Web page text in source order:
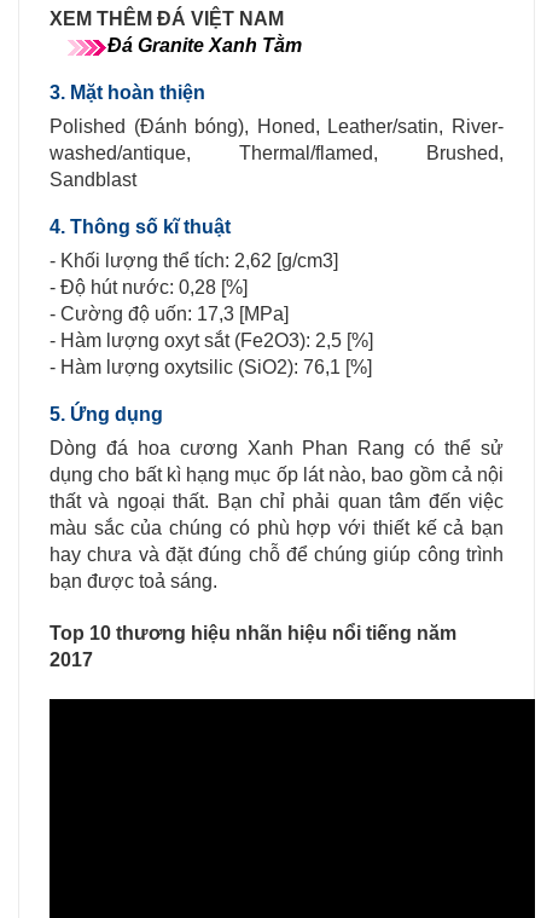
XEM THÊM ĐÁ VIỆT NAM
Đá Granite Xanh Tằm
3. Mặt hoàn thiện
Polished (Đánh bóng), Honed, Leather/satin, River-
washed/antique, Thermal/flamed, Brushed,
Sandblast
4. Thông số kĩ thuật
- Khối lượng thể tích: 2,62 [g/cm3]
- Độ hút nước: 0,28 [%]
- Cường độ uốn: 17,3 [MPa]
- Hàm lượng oxyt sắt (Fe2O3): 2,5 [%]
- Hàm lượng oxytsilic (SiO2): 76,1 [%]
5. Ứng dụng
Dòng đá hoa cương Xanh Phan Rang có thể sử
dụng cho bất kì hạng mục ốp lát nào, bao gồm cả nội
thất và ngoại thất. Bạn chỉ phải quan tâm đến việc
màu sắc của chúng có phù hợp với thiết kế cả bạn
hay chưa và đặt đúng chỗ để chúng giúp công trình
bạn được toả sáng.
Top 10 thương hiệu nhãn hiệu nổi tiếng năm
2017